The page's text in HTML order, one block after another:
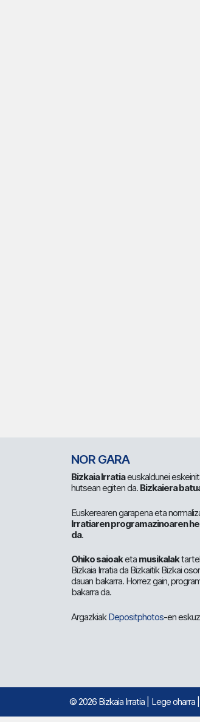
NOR GARA
Bizkaia Irratiaeuskaldunei
hutsean egiten da. Bizkaiera
Euskerearen garapena eta
Irratiaren programazinoaren
da.
Ohiko saioaketa musikalak
Bizkaia Irratia da Bizkaitik Bizkai
dauan bakarra. Horrez gain,
bakarra da.
ArgazkiakDepositphotos-en
© 2026 Bizkaia Irratia Lege oharra